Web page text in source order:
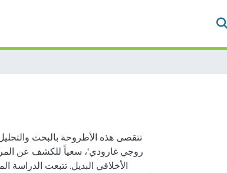
تتقصى هذه الأطروحة بالبحث
روجي غارودي'، سعياً للكشف عن
الأخلاقي البديل. تتبعت الدراسة